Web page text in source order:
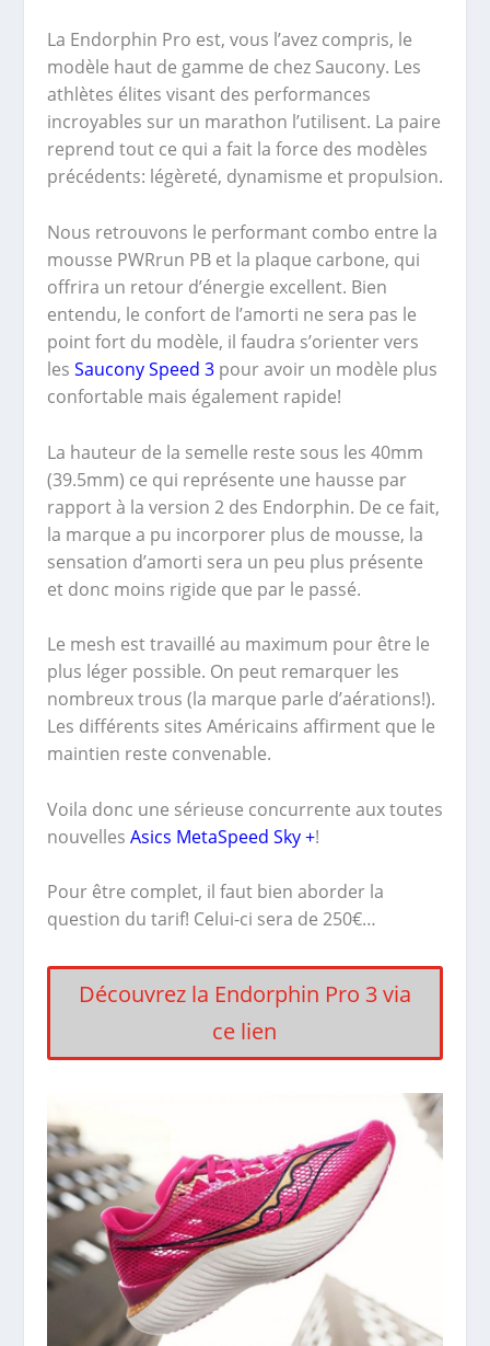
La Endorphin Pro est, vous l’avez compris, le
modèle haut de gamme de chez Saucony. Les
athlètes élites visant des performances
incroyables sur un marathon l’utilisent. La paire
reprend tout ce qui a fait la force des modèles
précédents: légèreté, dynamisme et propulsion.
Nous retrouvons le performant combo entre la
mousse PWRrun PB et la plaque carbone, qui
offrira un retour d’énergie excellent. Bien
entendu, le confort de l’amorti ne sera pas le
point fort du modèle, il faudra s’orienter vers
les Saucony Speed 3pour avoir un modèle plus
confortable mais également rapide!
La hauteur de la semelle reste sous les 40mm
(39.5mm) ce qui représente une hausse par
rapport à la version 2 des Endorphin. De ce fait,
la marque a pu incorporer plus de mousse, la
sensation d’amorti sera un peu plus présente
et donc moins rigide que par le passé.
Le mesh est travaillé au maximum pour être le
plus léger possible. On peut remarquer les
nombreux trous (la marque parle d’aérations!).
Les différents sites Américains affirment que le
maintien reste convenable.
Voila donc une sérieuse concurrente aux toutes
nouvelles Asics MetaSpeed Sky +!
Pour être complet, il faut bien aborder la
question du tarif! Celui-ci sera de 250€…
Découvrez la Endorphin Pro 3 via
ce lien